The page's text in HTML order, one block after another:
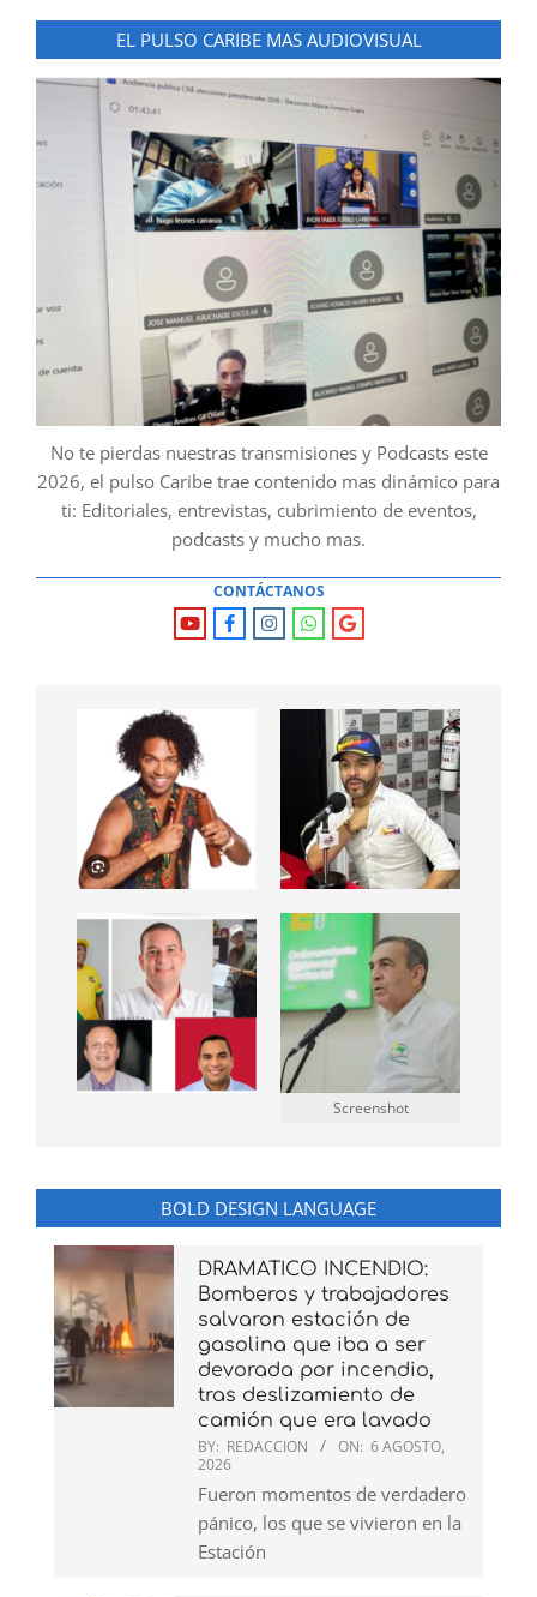
EL PULSO CARIBE MAS AUDIOVISUAL
No te pierdas nuestras transmisiones y Podcasts este
2026, el pulso Caribe trae contenido mas dinámico para
ti: Editoriales, entrevistas, cubrimiento de eventos,
podcasts y mucho mas.
CONTÁCTANOS
Screenshot
BOLD DESIGN LANGUAGE
DRAMATICO INCENDIO:
Bomberos y trabajadores
salvaron estación de
gasolina que iba a ser
devorada por incendio,
tras deslizamiento de
camión que era lavado
BY: REDACCION ON: 6 AGOSTO,
2026
Fueron momentos de verdadero
pánico, los que se vivieron en la
Estación